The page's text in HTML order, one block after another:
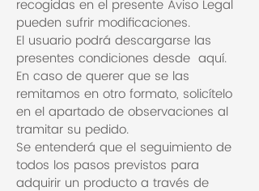
recogidas en el presente Aviso Legal
pueden sufrir modificaciones.
El usuario podrá descargarse las
presentes condiciones desde aquí.
En caso de querer que se las
remitamos en otro formato, solicítelo
en el apartado de observaciones al
tramitar su pedido.
Se entenderá que el seguimiento de
todos los pasos previstos para
adquirir un producto a través de